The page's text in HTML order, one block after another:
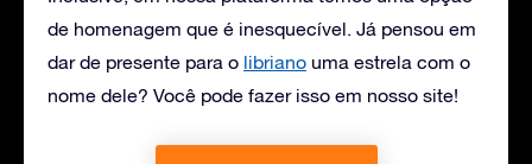
de homenagem que é inesquecível. Já pensou em
dar de presente para o libriano uma estrela com o
nome dele? Você pode fazer isso em nosso site!